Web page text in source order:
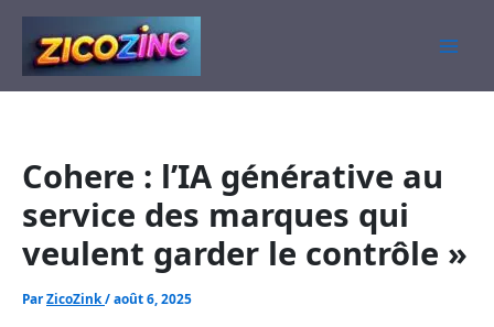
contenu
Cohere : l’IA générative au
service des marques qui
veulent garder le contrôle »
ParZicoZink/août 6, 2025